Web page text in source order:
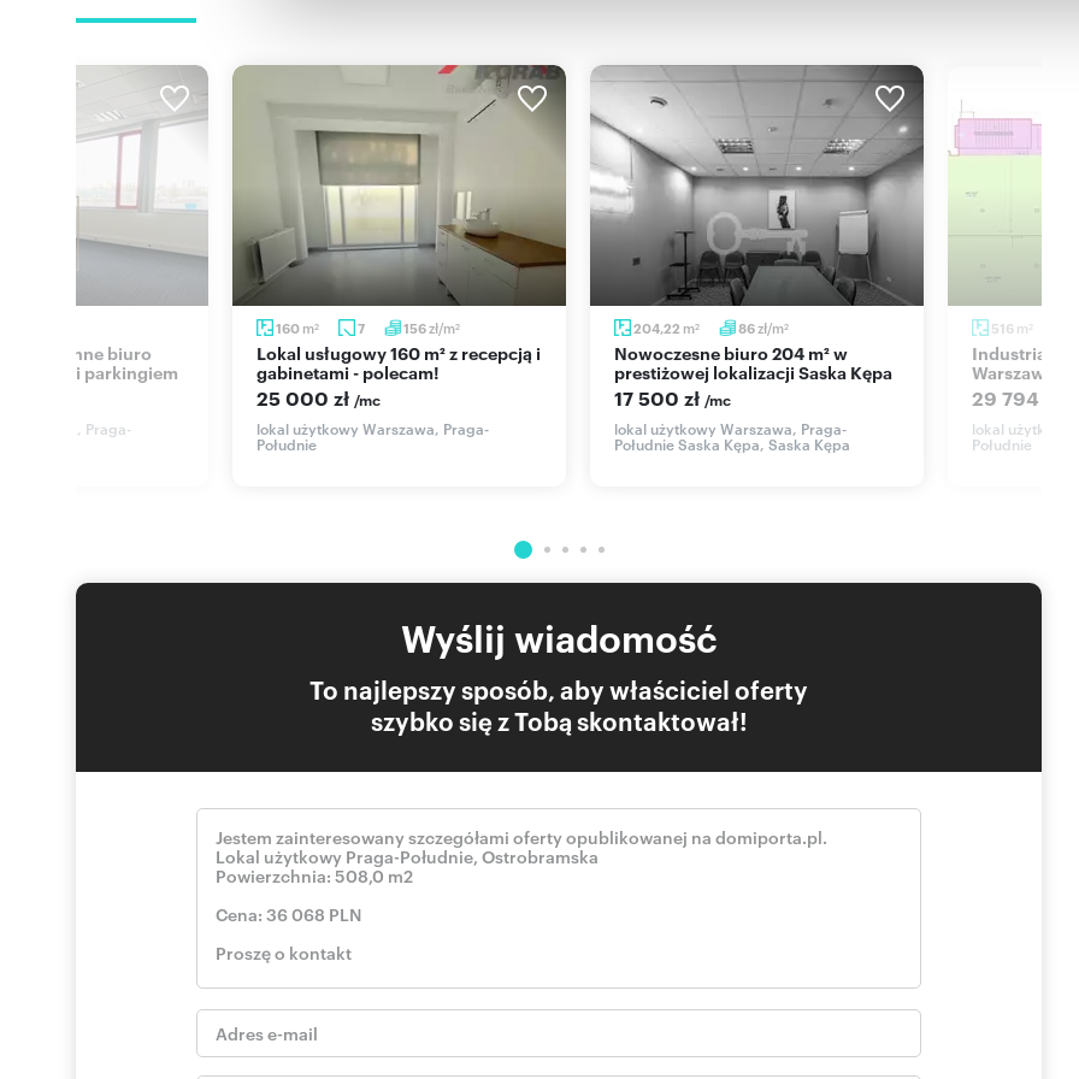
i parkingiem
Praga-
160 m2 7 156zł/m2
Lokal usługowy 160 m² z recepcją i
gabinetami - polecam!
25 000 zł /mc
lokal użytkowy Warszawa, Praga-
Południe
204,22 m2 86zł/m2
Nowoczesne biuro 204 m² w
prestiżowej lokalizacji Saska Kępa
17 500 zł /mc
lokal użytkowy Warszawa, Praga-
Południe Saska Kępa, Saska Kępa
516 m 2
Industrialne biuro 516 m² w
Warszawie -
29 794 zł
lokal użytkowy
Południe
Wyślij wiadomość
To najlepszy sposób, aby właściciel oferty
szybko się z Tobą skontaktował!